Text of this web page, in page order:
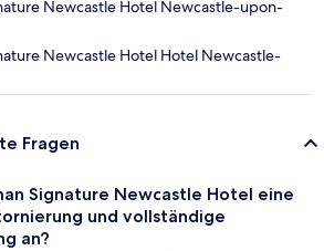
Newcastle Hotel Newcastle-upon-
Newcastle Hotel Hotel Newcastle-
Fragen
Signature Newcastle Hotel eine
und vollständige
an?